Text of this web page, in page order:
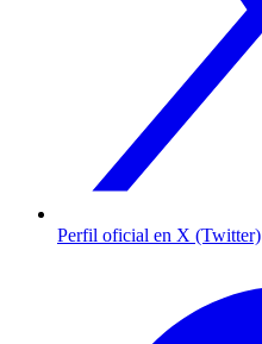
Perfil oficial en X (Twitter)